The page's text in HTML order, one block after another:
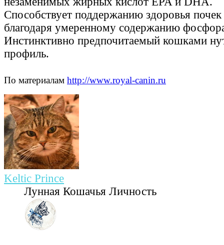
Способствует поддержанию здоровья
благодаря умеренному содержанию
Инстинктивно предпочитаемый кошками
профиль.
По материалам http://www.royal-canin.ru
Keltic Prince
Лунная Кошачья Личность